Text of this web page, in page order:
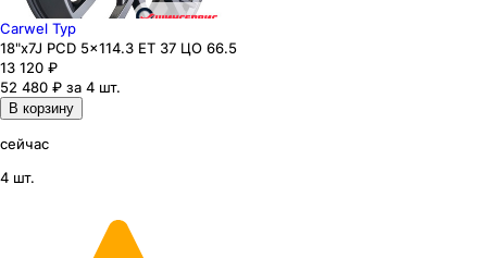
Carwel Тур
18"x7J PCD 5x114.3 ЕТ 37 ЦО 66.5
13 120 ₽
52 480 ₽ за 4 шт.
В корзину
сейчас
4 шт.